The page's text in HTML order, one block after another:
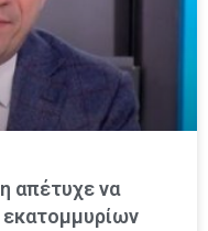
απέτυχε να
εκατομμυρίων